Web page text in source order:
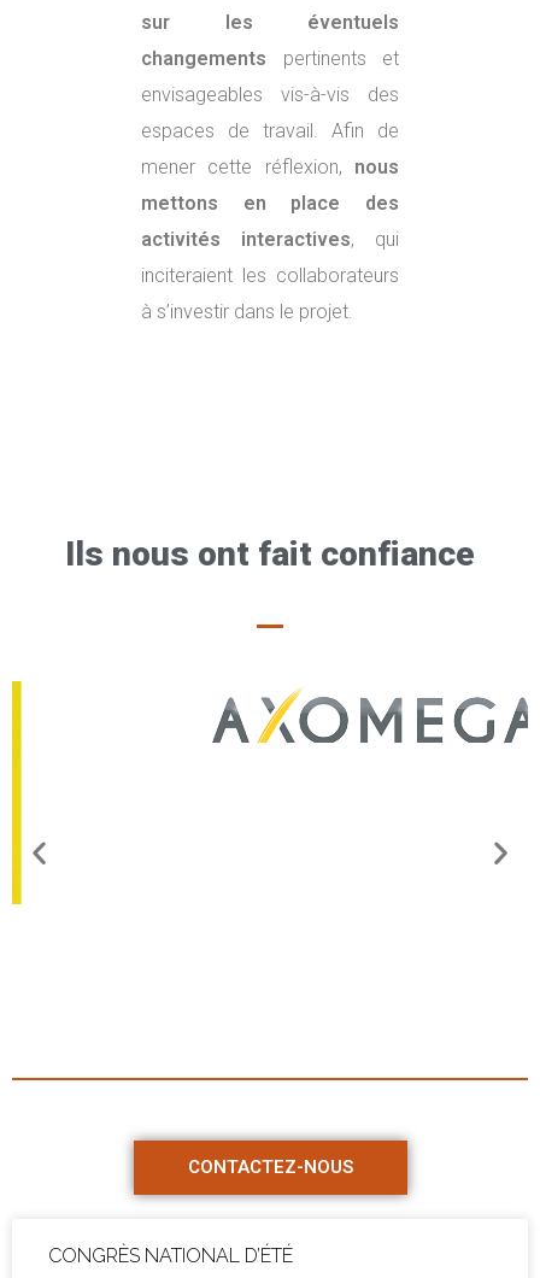
sur les éventuels
changements pertinents et
envisageables vis-à-vis des
espaces de travail. Afin de
mener cette réflexion, nous
mettons en place des
activités interactives, qui
inciteraient les collaborateurs
à s’investir dans le projet.
Ils nous ont fait confiance
CONTACTEZ-NOUS
CONGRÈS NATIONAL D’ÉTÉ